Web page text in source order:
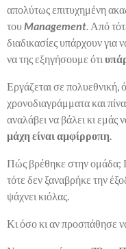
απολύτως επιτυχημένη
τουManagement. Από
διαδικασίες υπάρχουν για
να της εξηγήσουμε ότι
Εργάζεται σε πολυεθνική,
χρονοδιαγράμματα και
αναλάβει να βάλει κι εμάς
μάχη είναι αμφίρροπη.
Πώς βρέθηκε στην ομάδα;
τότε δεν ξαναβρήκε την
ψάχνει κιόλας.
Κι όσο κι αν προσπάθησε